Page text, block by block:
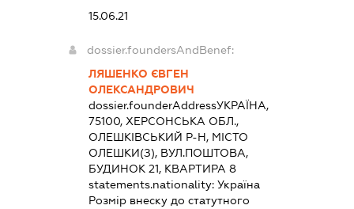
15.06.21
dossier.foundersAndBenef:
ЛЯШЕНКО ЄВГЕН
ОЛЕКСАНДРОВИЧ
dossier.founderAddressУКРАЇНА,
75100, ХЕРСОНСЬКА ОБЛ.,
ОЛЕШКІВСЬКИЙ Р-Н, МІСТО
ОЛЕШКИ(З), ВУЛ.ПОШТОВА,
БУДИНОК 21, КВАРТИРА 8
statements.nationality:Україна
Розмір внеску до статутного